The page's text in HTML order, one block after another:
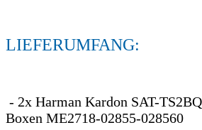
LIEFERUMFANG:
- 2x Harman Kardon SAT-
Boxen ME2718-02855-028560